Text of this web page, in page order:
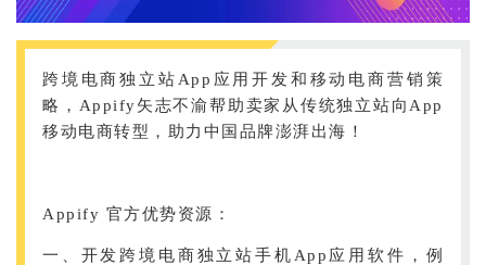
跨境电商独立站App应用开发和移动电商营销策
略，Appify矢志不渝帮助卖家从传统独立站向App
移动电商转型，助力中国品牌澎湃出海！
Appify 官方优势资源：
一、开发跨境电商独立站手机App应用软件，例